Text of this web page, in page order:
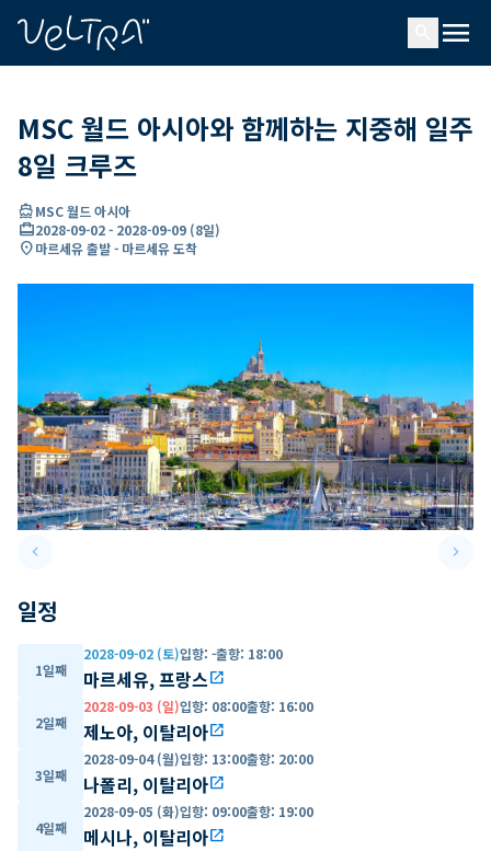
menu
MSC 월드 아시아와 함께하는 지중해 일주
8일 크루즈
directions_boatMSC 월드 아시아
card_travel2028-09-02- 2028-09-09 (8일)
location_on마르세유 출발 - 마르세유 도착
keyboard_arrow_leftPrevious slide keyboard_arrow_right
일정
1일째
2028-09-02 (토)입항: -출항: 18:00
마르세유, 프랑스open_in_new
2일째
2028-09-03 (일)입항: 08:00출항: 16:00
제노아, 이탈리아open_in_new
3일째
2028-09-04 (월)입항: 13:00출항: 20:00
나폴리, 이탈리아open_in_new
4일째
2028-09-05 (화)입항: 09:00출항: 19:00
메시나, 이탈리아open_in_new